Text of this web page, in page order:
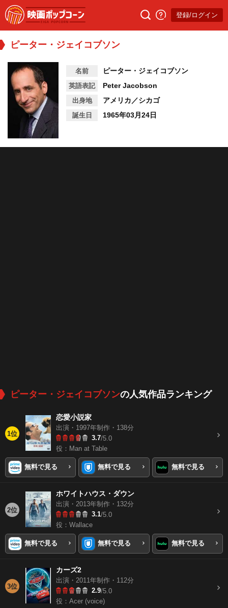
登録/ログイン
ピーター・ジェイコブソン
名前 ピーター・ジェイコブソン
英語表記 Peter Jacobson
出身地 アメリカ／シカゴ
誕生日 1965年03月24日
ピーター・ジェイコブソンの人気作品ランキング
1位
恋愛小説家
出演・1997年制作・138分
3.7/5.0
役：Man at Table
無料で見る 無料で見る 無料で見る
2位
ホワイトハウス・ダウン
出演・2013年制作・132分
3.1/5.0
役：Wallace
無料で見る 無料で見る 無料で見る
3位
カーズ2
出演・2011年制作・112分
2.9/5.0
役：Acer (voice)